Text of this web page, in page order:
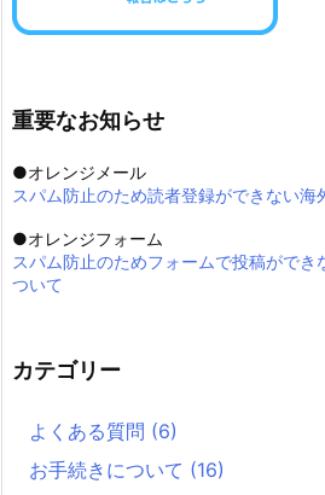
重要なお知らせ
●オレンジメール
スパム防止のため読者登録ができない海
●オレンジフォーム
スパム防止のためフォームで投稿ができ
ついて
カテゴリー
よくある質問 (6)
お手続きについて (16)